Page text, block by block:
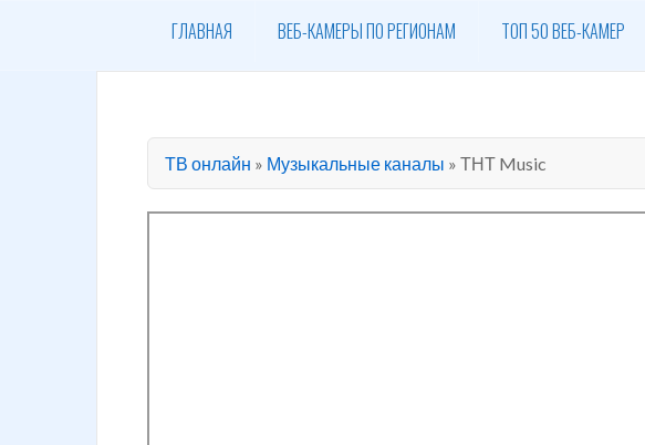
ГЛАВНАЯ ВЕБ-КАМЕРЫ ПО РЕГИОНАМ ТОП 50 ВЕБ-КАМЕР
ТВ онлайн » Музыкальные каналы » ТНТ Music